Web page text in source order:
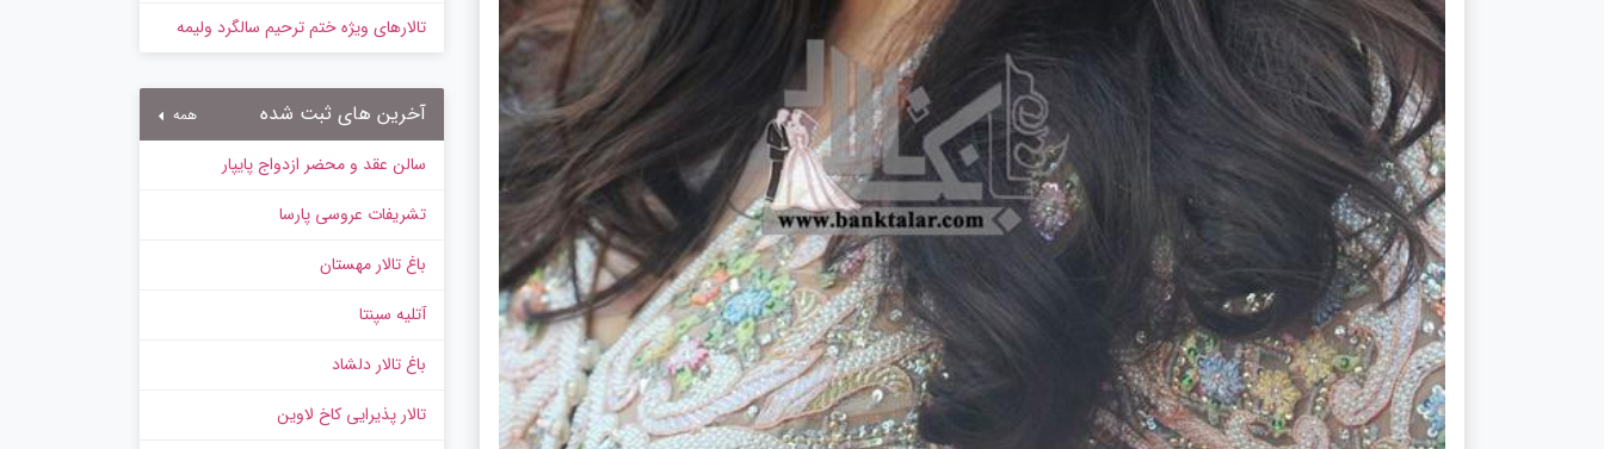
تالارهای ویژه ختم ترحیم سالگرد ولیمه
آخرین های ثبت شده همه
سالن عقد و محضر ازدواج پایپار
تشریفات عروسی پارسا
باغ تالار مهستان
آتلیه سپنتا
باغ تالار دلشاد
تالار پذیرایی کاخ لاوین